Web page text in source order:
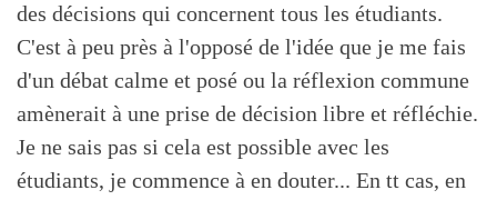
des décisions qui concernent tous les étudiants.
C'est à peu près à l'opposé de l'idée que je me fais
d'un débat calme et posé ou la réflexion commune
amènerait à une prise de décision libre et réfléchie.
Je ne sais pas si cela est possible avec les
étudiants, je commence à en douter... En tt cas, en